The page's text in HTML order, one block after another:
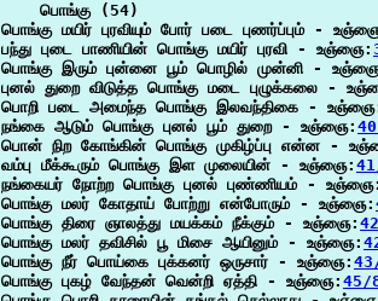
    பொங்கு (54)
பொங்கு மயிர் புரவியும் போர் படை புணர்ப்பும் -
பந்து புடை பாணியின் பொங்கு மயிர் புரவி - உஞ்ஞை:
பொங்கு இரும் புன்னை பூம் பொழில் முன்னி -
புனல் துறை விடுத்த பொங்கு மடை புழுக்கலை -
பொறி படை அமைந்த பொங்கு இலவந்திகை -
நங்கை ஆடும் பொங்கு புனல் பூம் துறை - உஞ்ஞை:
பொன் நிற கோங்கின் பொங்கு முகிழ்ப்பு என்ன -
வம்பு மீக்கூரும் பொங்கு இள முலையின் - உஞ்ஞை:
நங்கையர் நோற்ற பொங்கு புனல் புண்ணியம் - உஞ்ஞை:
பொங்கு மலர் கோதாய் போற்று என்போரும் - உஞ்ஞை:
பொங்கு திரை ஞாலத்து மயக்கம் நீக்கும் - உஞ்ஞை:
பொங்கு மலர் தவிசில் பூ மிசை ஆயினும் - உஞ்ஞை:
பொங்கு நீர் பொய்கை புக்கனர் ஒருசார் - உஞ்ஞை:
பொங்கு புகழ் வேந்தன் வென்றி ஏத்தி - உஞ்ஞை: 45/